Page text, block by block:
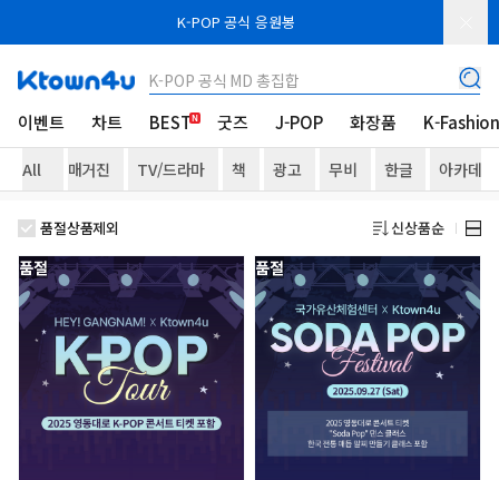
K-POP 공식 응원봉
K-POP 공식 MD 총집합
이벤트 차트 BEST 굿즈 J-POP 화장품 K-
All 매거진 TV/드라마 책 광고 무비 한글 아카데미
품절상품제외 신상품순
품절 품절